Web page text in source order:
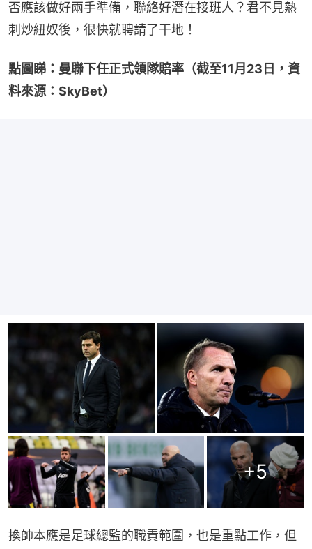
否應該做好兩手準備，聯絡好潛在接班人？君不見熱
刺炒紐奴後，很快就聘請了干地！
點圖睇：曼聯下任正式領隊賠率（截至11月23日，資
料來源：SkyBet）
+5
換帥本應是足球總監的職責範圍，也是重點工作，但